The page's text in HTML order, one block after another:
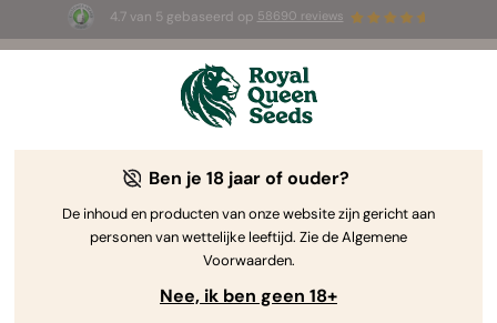
4.7 van 5 gebaseerd op 58690 reviews
3 White Widow Auto zaadjesGRATIS voor de
Ben je 18 jaar of ouder?
De inhoud en producten van onze website zijn gericht aan
personen van wettelijke leeftijd. Zie de Algemene
Voorwaarden.
Nee, ik ben geen 18+